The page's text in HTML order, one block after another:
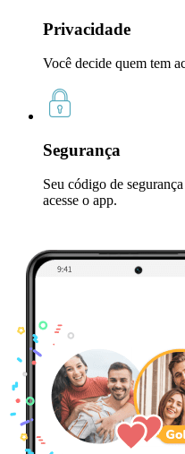
Privacidade
Você decide quem tem
Segurança
Seu código de
acesse o app.